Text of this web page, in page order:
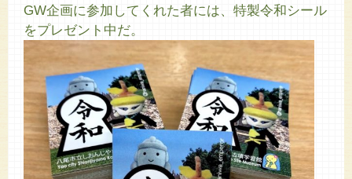
GW企画に参加してくれた者には、特製令和シール
をプレゼント中だ。